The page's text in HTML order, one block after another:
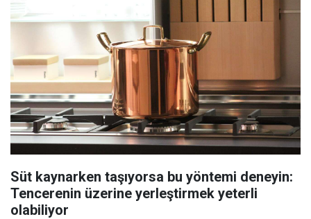
Süt kaynarken taşıyorsa bu yöntemi deneyin:
Tencerenin üzerine yerleştirmek yeterli
olabiliyor